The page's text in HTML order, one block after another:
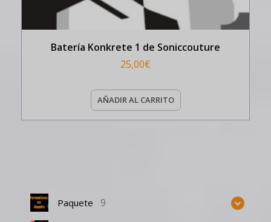
Batería Konkrete 1 de Soniccouture
25,00€
AÑADIR AL CARRITO
Paquete 9